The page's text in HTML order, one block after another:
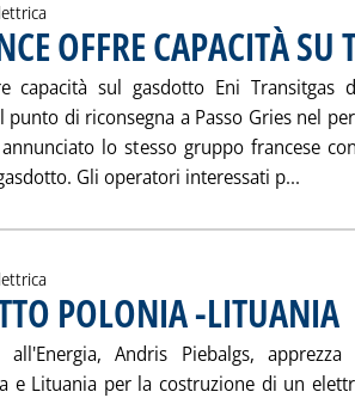
OFFRE CAPACITÀ SU
capacità sul gasdotto Eni Transitgas
punto di riconsegna a Passo Gries nel
lo stesso gruppo francese
Gli operatori interessati p...
POLONIA -LITUANIA
Andris Piebalgs,
e Lituania per la costruzione di un